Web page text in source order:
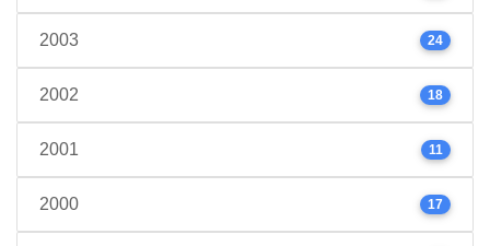
2003 24
2002 18
2001 11
2000 17